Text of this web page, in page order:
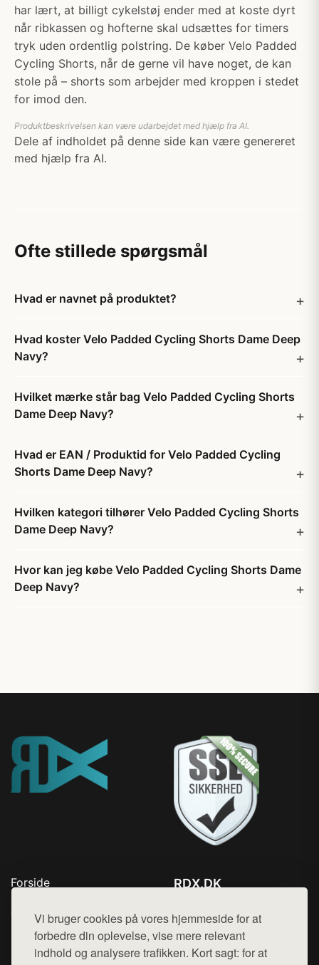
Vi bruger cookies på vores hjemmeside for at
forbedre din oplevelse, vise mere relevant
indhold og analysere trafikken. Kort sagt: for at
har lært, at billigt cykelstøj ender med at koste dyrt
når ribkassen og hofterne skal udsættes for timers
tryk uden ordentlig polstring. De køber Velo Padded
Cycling Shorts, når de gerne vil have noget, de kan
stole på – shorts som arbejder med kroppen i stedet
for imod den.
Produktbeskrivelsen kan være udarbejdet med hjælp fra AI.
Dele af indholdet på denne side kan være genereret
med hjælp fra AI.
Ofte stillede spørgsmål
Hvad er navnet på produktet?
Hvad koster Velo Padded Cycling Shorts Dame Deep
Navy?
Hvilket mærke står bag Velo Padded Cycling Shorts
Dame Deep Navy?
Hvad er EAN / Produktid for Velo Padded Cycling
Shorts Dame Deep Navy?
Hvilken kategori tilhører Velo Padded Cycling Shorts
Dame Deep Navy?
Hvor kan jeg købe Velo Padded Cycling Shorts Dame
Deep Navy?
Forside
Top Rabatter
Blog
Kontakt
RDX.DK
Mail: hej@want.dk
Cookie- og privatlivspolitik